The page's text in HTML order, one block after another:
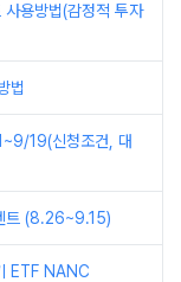
용방법(감정적 투자
법
19(신청조건, 대
트 (8.26~9.15)
ETF NANC